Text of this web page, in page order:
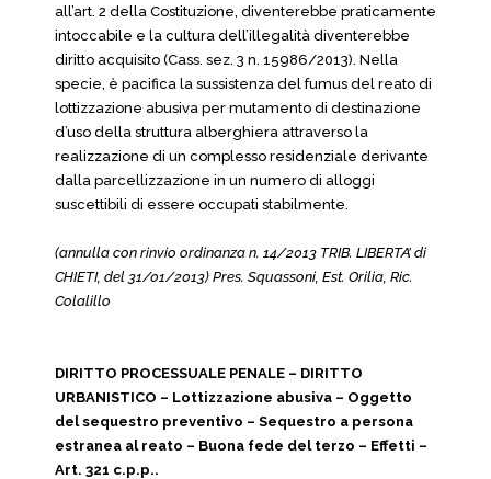
all’art. 2 della Costituzione, diventerebbe praticamente
intoccabile e la cultura dell’illegalità diventerebbe
diritto acquisito (Cass. sez. 3 n. 15986/2013). Nella
specie, è pacifica la sussistenza del fumus del reato di
lottizzazione abusiva per mutamento di destinazione
d’uso della struttura alberghiera attraverso la
realizzazione di un complesso residenziale derivante
dalla parcellizzazione in un numero di alloggi
suscettibili di essere occupati stabilmente.
(annulla con rinvio ordinanza n. 14/2013 TRIB. LIBERTA’ di
CHIETI, del 31/01/2013) Pres. Squassoni, Est. Orilia, Ric.
Colalillo
DIRITTO PROCESSUALE PENALE – DIRITTO
URBANISTICO – Lottizzazione abusiva – Oggetto
del sequestro preventivo – Sequestro a persona
estranea al reato – Buona fede del terzo – Effetti –
Art. 321 c.p.p..